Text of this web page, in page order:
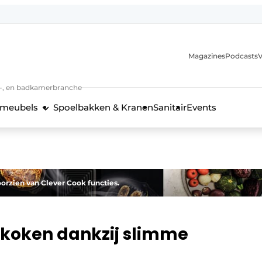
en badkamerbranche
MagazinesPodcasts
Spoelbakken & KranenSanitairEvents
van Clever Cook functies.
dankzij slimme